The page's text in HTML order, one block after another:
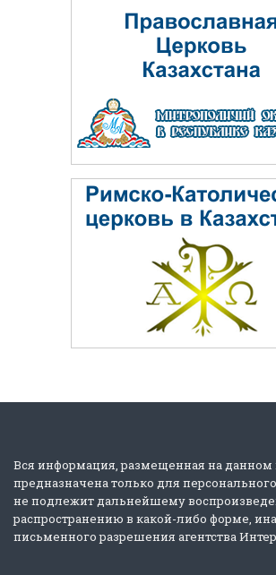
Вся информация, размещенная на данном
предназначена только для
не подлежит дальнейшему
распространению в какой-либо форме,
письменного разрешения агентства